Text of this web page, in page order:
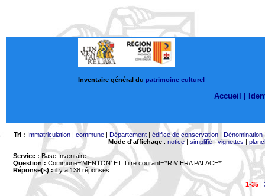
Inventaire général du patrimoine culturel
Accueil |
Tri : Immatriculation| commune| Département| édifice de conservation| Dénomination
Mode d'affichage: notice| simplifié|vignettes |
Service : Base Inventaire
Question : Commune='MENTON' ET Titre courant='*RIVIERA PALACE*'
Réponse(s) :il y a 138 réponses
1-35|